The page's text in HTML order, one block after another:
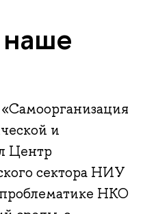
и
Центр
сектора НИУ
НКО